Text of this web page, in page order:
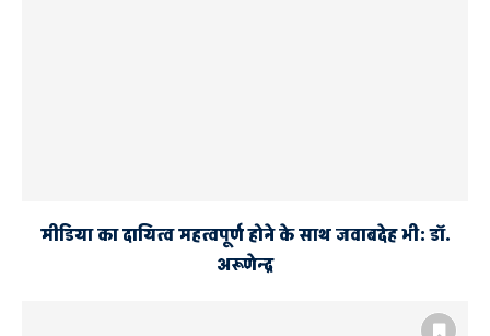
मीडिया का दायित्व महत्वपूर्ण होने के साथ जवाबदेह भी: डाॅ.
अरूणेन्द्र